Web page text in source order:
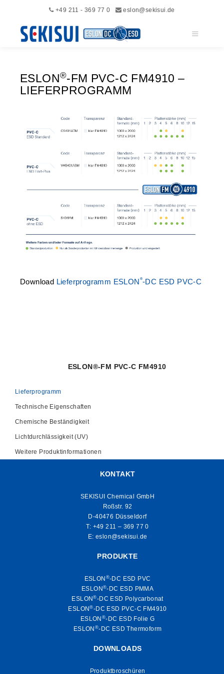
+49 211 - 369 77 0 eslon@sekisui.de
ESLON ®-FM PVC-C FM4910 –
LIEFERPROGRAMM
Download Lieferprogramm ESLON ®-DC ESD PVC-C
ESLON®-FM PVC-C FM4910
Lieferprogramm
Technische Eigenschaften
Chemische Beständigkeit
Lichtdurchlässigkeit (UV)
Weitere Produktinformationen
KONTAKT
SEKISUI Chemical GmbH
Roßstr. 92
D-40476 Düsseldorf
T: +49 211 – 369 77 0
E: eslon@sekisui.de
PRODUKTE
ESLON ®-DC ESD PVC
ESLON ®-DC ESD PMMA
ESLON®-DC ESD Polycarbonat
ESLON®-DC ESD PVC-C FM4910
ESLON ®-DC ESD Folie G
ESLON ®-DC ESD Thermoform
DOWNLOADS
Produktbroschüren